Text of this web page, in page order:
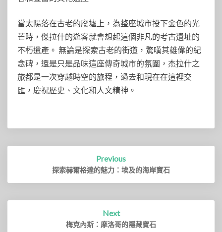
當太陽落在古老的廢墟上，為整座城市投下金色的光
芒時，傑拉什的遊客就會想起這個非凡的考古遺址的
不朽遺產。 無論是探索古老的街道，驚嘆其雄偉的紀
念碑，還是只是品味這座傳奇城市的氛圍，杰拉什之
旅都是一次穿越時空的旅程，過去和現在在這裡交
匯，慶祝歷史、文化和人文精神。
Post
Previous
探索赫爾格達的魅力：埃及的海岸寶石
Next
梅克內斯：摩洛哥的隱藏寶石